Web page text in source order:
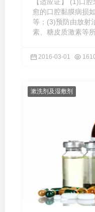
愈的口腔黏膜病损
等；(3)预防由放射
素、糖皮质激素等
2016-03-01
漱洗剂及湿敷剂